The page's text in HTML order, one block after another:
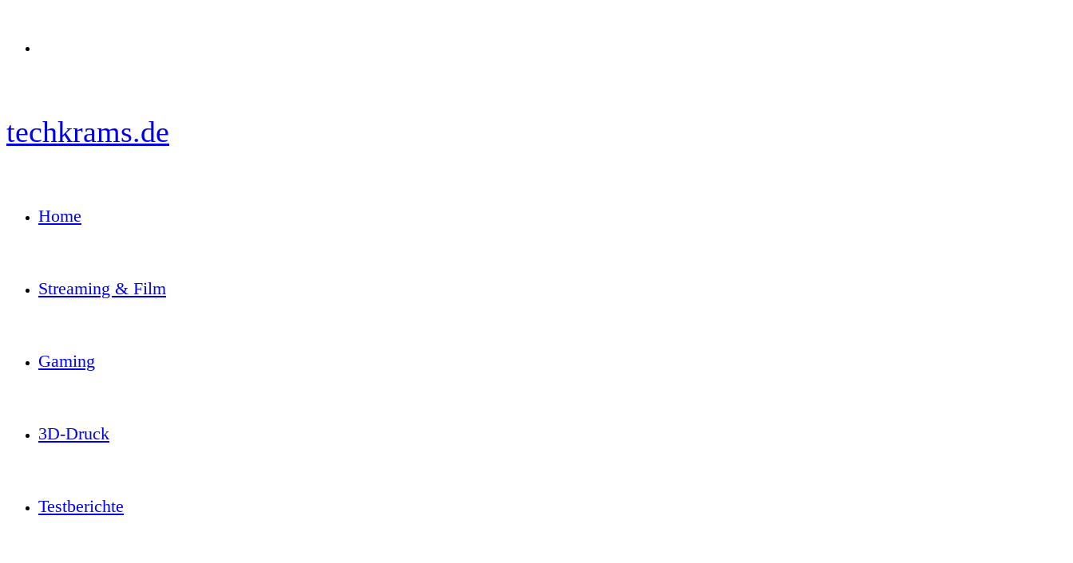
techkrams.de
Home
Streaming & Film
Gaming
3D-Druck
Testberichte